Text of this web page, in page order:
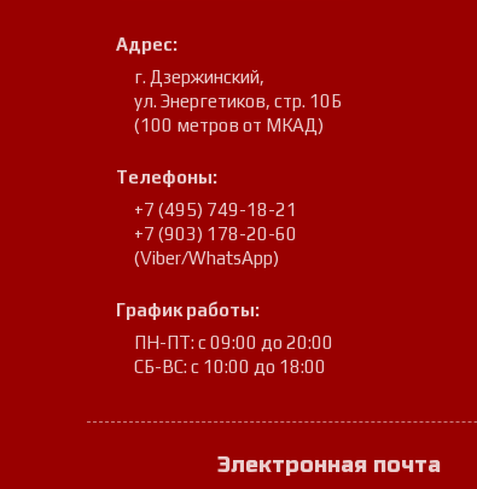
Адрес:
г. Дзержинский,
ул. Энергетиков, стр. 10Б
(100 метров от МКАД)
Телефоны:
+7 (495) 749-18-21
+7 (903) 178-20-60
(Viber/WhatsApp)
График работы:
ПН-ПТ: с 09:00 до 20:00
СБ-ВС: с 10:00 до 18:00
Электронная почта